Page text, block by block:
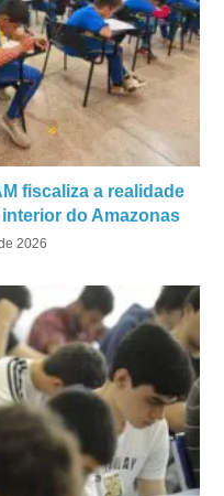
fiscaliza a realidade
do Amazonas
2026